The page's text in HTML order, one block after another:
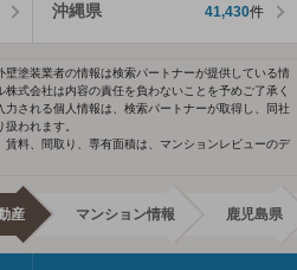
沖縄県 41,430件
壁塗装業者の情報は検索パートナーが提供している情
式会社は内容の責任を負わないことを予めご了承く
される個人情報は、検索パートナーが取得し、同社
われます。
料、間取り、専有面積は、マンションレビューのデ
産 マンション情報 鹿児島県